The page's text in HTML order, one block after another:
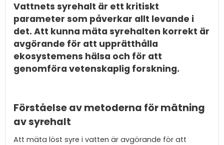
Vattnets syrehalt är ett kritiskt
parameter som påverkar allt levande i
det. Att kunna mäta syrehalten korrekt är
avgörande för att upprätthålla
ekosystemens hälsa och för att
genomföra vetenskaplig forskning.
Förståelse av metoderna för mätning
av syrehalt
Att mäta löst syre i vatten är avgörande för att